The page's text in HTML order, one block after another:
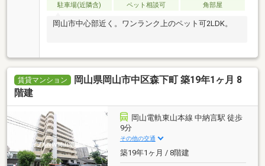
駐車場(近隣含)
ペット相談可 角部屋
岡山市中心部近く。ワンランク上のペット可2LDK。
賃貸マンション
岡山県岡山市中区森下町 築19年1ヶ月 8
階建
岡山電軌東山本線 中納言駅 徒歩
9分
その他の交通
築19年1ヶ月 / 8階建